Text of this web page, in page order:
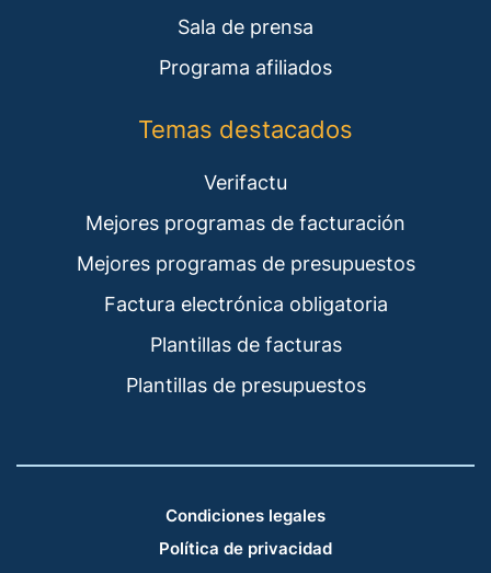
Sala de prensa
Programa afiliados
Temas destacados
Verifactu
Mejores programas de facturación
Mejores programas de presupuestos
Factura electrónica obligatoria
Plantillas de facturas
Plantillas de presupuestos
Condiciones legales
Política de privacidad